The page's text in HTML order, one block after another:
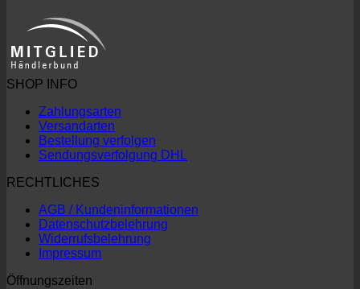
SHOP INFO
Zahlungsarten
Versandarten
Bestellung verfolgen
Sendungsverfolgung DHL
RECHTLICHES
AGB / Kundeninformationen
Datenschutzbelehrung
Widerrufsbelehrung
Impressum
Öffnungszeiten